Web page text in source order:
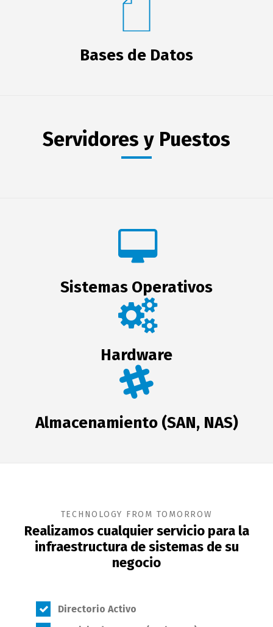
Bases de Datos
Servidores y Puestos
Sistemas Operativos
Hardware
Almacenamiento (SAN, NAS)
TECHNOLOGY FROM TOMORROW
Realizamos cualquier servicio para la
infraestructura de sistemas de su
negocio
Directorio Activo